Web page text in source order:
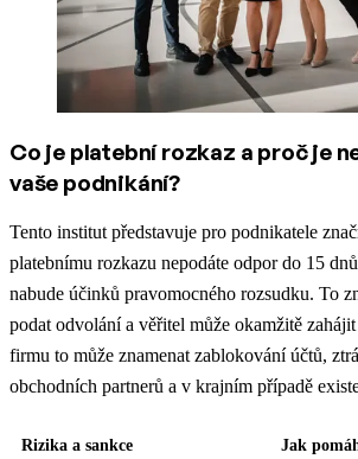
Co je platební rozkaz a proč je
vaše podnikání?
Tento institut představuje pro podnikatele
platebnímu rozkazu nepodáte odpor do 15
nabude účinků pravomocného rozsudku. To
podat odvolání a věřitel může okamžitě
firmu to může znamenat zablokování účtů,
obchodních partnerů a v krajním případě
Rizika a sankce
Jak